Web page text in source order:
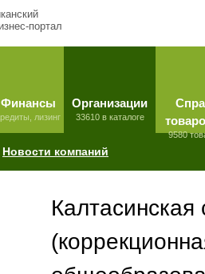
портал
Финансы
лизинг
Организации
33610 в каталоге
9580
Новости компаний
Калтасинская